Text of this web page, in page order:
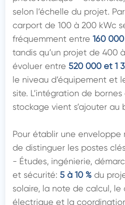
selon l’échelle du projet.
carport de 100 à 200 kWc
fréquemment entre 160
tandis qu’un projet de 400
évoluer entre 520 000 et 1
le niveau d’équipement et
site. L’intégration de
stockage vient s’ajouter au
Pour établir une enveloppe
de distinguer les postes
- Études, ingénierie,
et sécurité: 5 à 10 % du
solaire, la note de calcul, le
électrique et la